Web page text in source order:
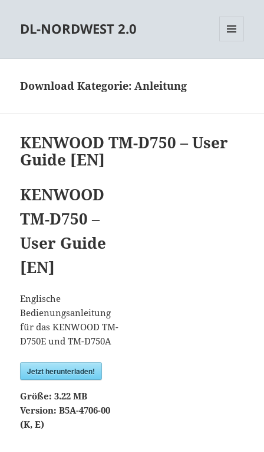
DL-NORDWEST 2.0
Download Kategorie:Anleitung
KENWOOD TM-D750 – User
Guide [EN]
KENWOOD
TM-D750 –
User Guide
[EN]
Englische
Bedienungsanleitung
für das KENWOOD TM-
D750E und TM-D750A
Jetzt herunterladen!
Größe:3.22 MB
Version:B5A-4706-00
(K, E)